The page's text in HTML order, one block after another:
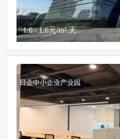
1.6 - 1.6元/m².天
日企中小企业产业园